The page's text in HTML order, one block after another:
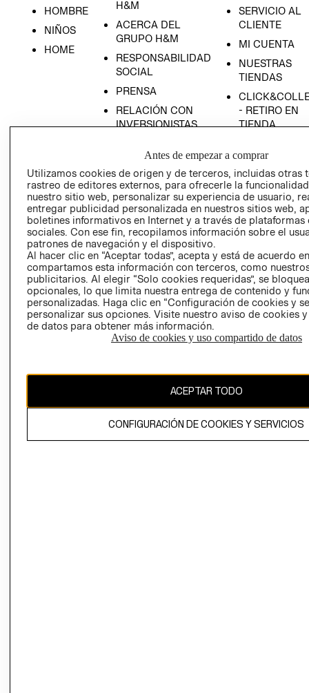
HOMBRE
NIÑOS
HOME
H&M
ACERCA DEL
GRUPO H&M
RESPONSABILIDAD
SOCIAL
PRENSA
RELACIÓN CON
INVERSIONISTAS
EMPRESARIAL
SERVICIO AL
CLIENTE
MI CUENTA
NUESTRAS
TIENDAS
- RETIRO EN
TIENDA
CONDICIONES
AVISO DE
PRIVACIDAD
GIFT CARD
AVISO DE
El contenido de esta página web está protegido por copyright y es
Antes de empezar a comprar
Utilizamos cookies de origen y de terceros, incluidas otras
rastreo de editores externos, para ofrecerle la
nuestro sitio web, personalizar su experiencia de usuario,
entregar publicidad personalizada en nuestros sitios web,
boletines informativos en Internet y a través de plataformas
sociales. Con ese fin, recopilamos información sobre el
patrones de navegación y el dispositivo.
Al hacer clic en “Aceptar todas”, acepta y está de acuerdo
compartamos esta información con terceros, como
publicitarios. Al elegir “Solo cookies requeridas”, se
opcionales, lo que limita nuestra entrega de contenido y
personalizadas. Haga clic en “Configuración de cookies y
personalizar sus opciones. Visite nuestro aviso de cookies
de datos para obtener más información.
Aviso de cookies y uso compartido de datos
ACEPTAR TODO
CONFIGURACIÓN DE COOKIES Y SERVICIOS